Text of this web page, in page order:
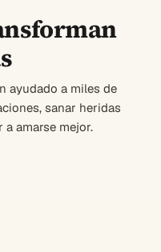
ayudado a miles de
sanar heridas
amarse mejor.